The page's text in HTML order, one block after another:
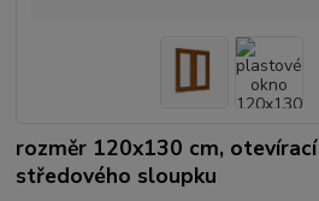
rozměr 120x130 cm,
středového sloupku